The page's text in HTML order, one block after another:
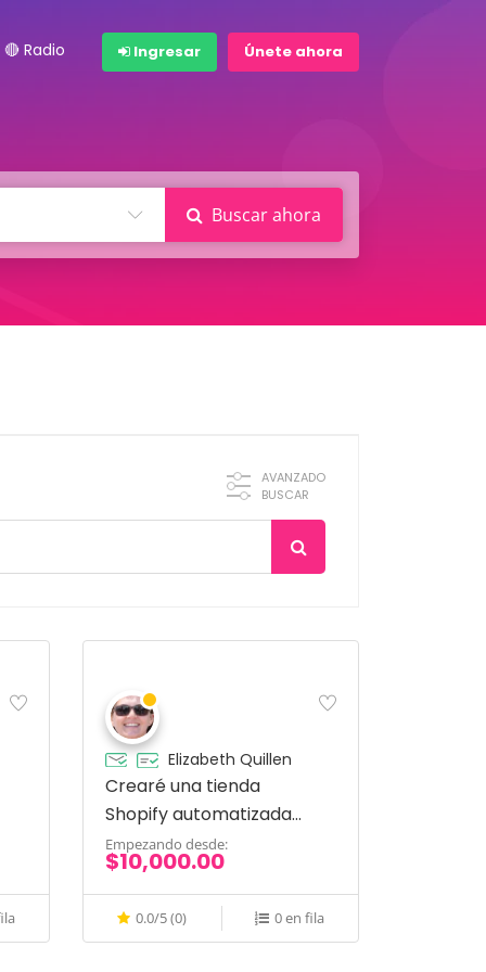
🔴 Radio Ingresar Únete ahora
Buscar ahora
AVANZADO
BUSCAR
Elizabeth Quillen
Crearé una tienda
Shopify automatizada
para Dropshipping
Empezando desde:
$10,000.00
0.0/5 (0) 0 en fila